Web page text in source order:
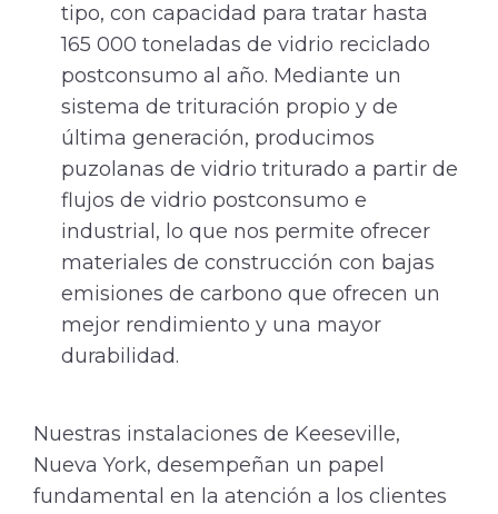
tipo, con capacidad para tratar hasta
165 000 toneladas de vidrio reciclado
postconsumo al año. Mediante un
sistema de trituración propio y de
última generación, producimos
puzolanas de vidrio triturado a partir de
flujos de vidrio postconsumo e
industrial, lo que nos permite ofrecer
materiales de construcción con bajas
emisiones de carbono que ofrecen un
mejor rendimiento y una mayor
durabilidad.
Nuestras instalaciones de Keeseville,
Nueva York, desempeñan un papel
fundamental en la atención a los clientes